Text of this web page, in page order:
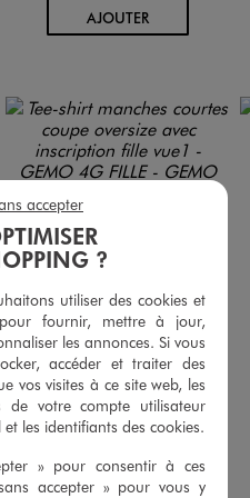
AJOUTERAU PANIER
Tee-shirt manches courtes coupe oversize avec inscription fille
6,99 €
5/5 de moyenne
(30 avis)
?
utiliser des cookies et
fournir, mettre à jour,
les annonces. Si vous
accéder et traiter des
vos visites à ce site web, les
de votre compte utilisateur
les identifiants des cookies.
» pour consentir à ces
accepter » pour vous y
accepter